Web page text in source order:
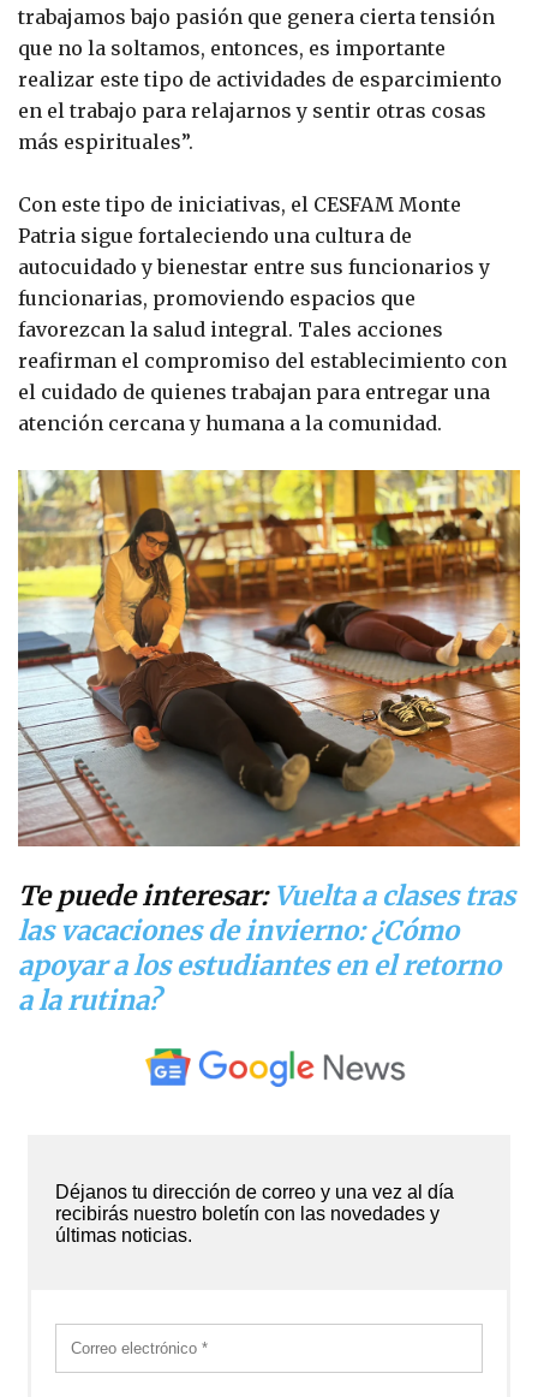
trabajamos bajo pasión que genera cierta tensión
que no la soltamos, entonces, es importante
realizar este tipo de actividades de esparcimiento
en el trabajo para relajarnos y sentir otras cosas
más espirituales”.
Con este tipo de iniciativas, el CESFAM Monte
Patria sigue fortaleciendo una cultura de
autocuidado y bienestar entre sus funcionarios y
funcionarias, promoviendo espacios que
favorezcan la salud integral. Tales acciones
reafirman el compromiso del establecimiento con
el cuidado de quienes trabajan para entregar una
atención cercana y humana a la comunidad.
Te puede interesar: Vuelta a clases tras
las vacaciones de invierno: ¿Cómo
apoyar a los estudiantes en el retorno
a la rutina?